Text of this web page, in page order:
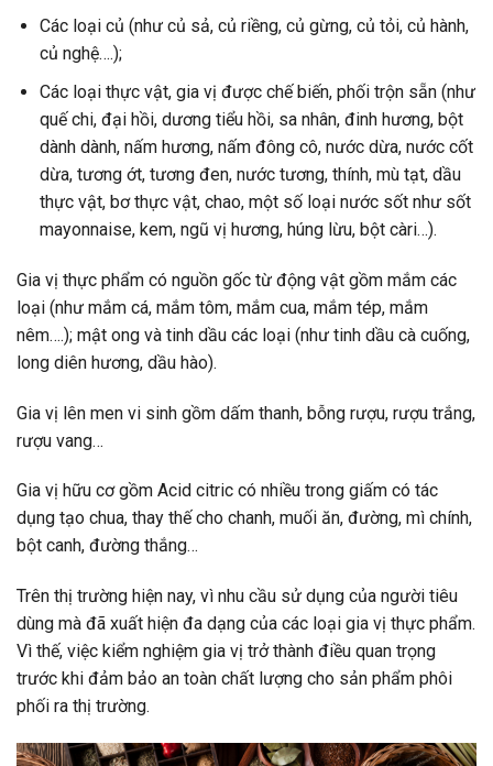
Các loại củ (như củ sả, củ riềng, củ gừng, củ tỏi, củ hành,
củ nghệ….);
Các loại thực vật, gia vị được chế biến, phối trộn sẵn (như
quế chi, đại hồi, dương tiểu hồi, sa nhân, đinh hương, bột
dành dành, nấm hương, nấm đông cô, nước dừa, nước cốt
dừa, tương ớt, tương đen, nước tương, thính, mù tạt, dầu
thực vật, bơ thực vật, chao, một số loại nước sốt như sốt
mayonnaise, kem, ngũ vị hương, húng lừu, bột càri…).
Gia vị thực phẩm có nguồn gốc từ động vật gồm mắm các
loại (như mắm cá, mắm tôm, mắm cua, mắm tép, mắm
nêm….); mật ong và tinh dầu các loại (như tinh dầu cà cuống,
long diên hương, dầu hào).
Gia vị lên men vi sinh gồm dấm thanh, bỗng rượu, rượu trắng,
rượu vang…
Gia vị hữu cơ gồm Acid citric có nhiều trong giấm có tác
dụng tạo chua, thay thế cho chanh, muối ăn, đường, mì chính,
bột canh, đường thắng…
Trên thị trường hiện nay, vì nhu cầu sử dụng của người tiêu
dùng mà đã xuất hiện đa dạng của các loại gia vị thực phẩm.
Vì thế, việc kiểm nghiệm gia vị trở thành điều quan trọng
trước khi đảm bảo an toàn chất lượng cho sản phẩm phôi
phối ra thị trường.